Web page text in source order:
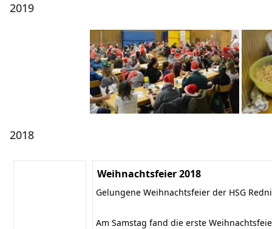
2019
2018
Weihnachtsfeier 2018
Gelungene Weihnachtsfeier der HSG
Am Samstag fand die erste